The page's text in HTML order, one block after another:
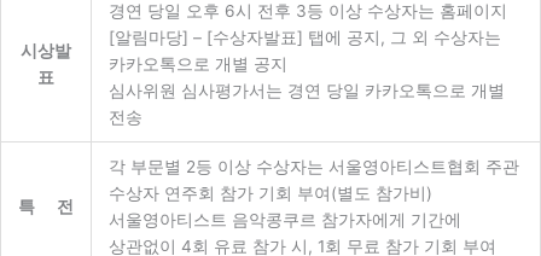
시상발
표
경연 당일 오후 6시 전후 3등 이상 수상자는 홈페이지
[알림마당] – [수상자발표] 탭에 공지, 그 외 수상자는
카카오톡으로 개별 공지
심사위원 심사평가서는 경연 당일 카카오톡으로 개별
전송
특 전
각 부문별 2등 이상 수상자는 서울영아티스트협회 주관
수상자 연주회 참가 기회 부여(별도 참가비)
서울영아티스트 음악콩쿠르 참가자에게 기간에
상관없이 4회 유료 참가 시, 1회 무료 참가 기회 부여